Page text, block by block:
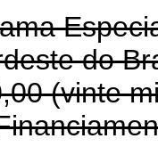
do
(vinte